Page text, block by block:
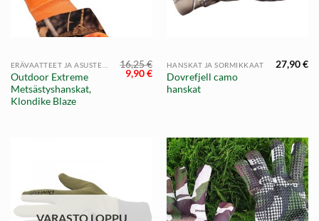
Outdoor Extreme
Metsästyshanskat,
Klondike Blaze
16,25€
Alkuperäinen
hinta
9,90€Nykyinen
hinta
HANSKAT JA SORMIKKAAT
Dovrefjell camo
hanskat
27,90€
VARASTO LOPPU